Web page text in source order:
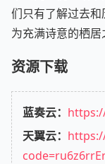
们只有了解过去
为充满诗意的栖居
资源下载
蓝奏云：
天翼云：